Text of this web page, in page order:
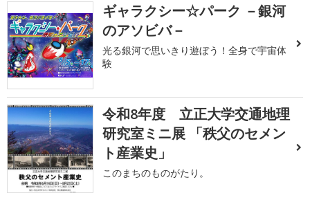
ギャラクシー☆パーク －銀河
のアソビバ－
光る銀河で思いきり遊ぼう！全身で宇宙体
験
令和8年度 立正大学交通地理
研究室ミニ展 「秩父のセメン
ト産業史」
このまちのものがたり。